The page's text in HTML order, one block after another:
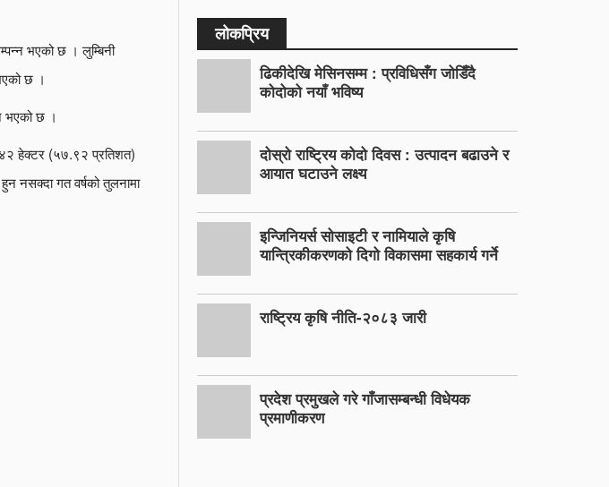
भएको छ । लुम्बिनी
छ ।
भएको छ ।
हेक्टर (५७.९२ प्रतिशत)
नसक्दा गत वर्षको तुलनामा
लोकप्रिय
ढिकीदेखि मेसिनसम्म : प्रविधिसँग जोडिँदै
कोदोको नयाँ भविष्य
दोस्रो राष्ट्रिय कोदो दिवस : उत्पादन बढाउने र
आयात घटाउने लक्ष्य
इन्जिनियर्स सोसाइटी र नामियाले कृषि
यान्त्रिकीकरणको दिगो विकासमा सहकार्य गर्ने
राष्ट्रिय कृषि नीति-२०८३ जारी
प्रदेश प्रमुखले गरे गाँजासम्बन्धी विधेयक
प्रमाणीकरण